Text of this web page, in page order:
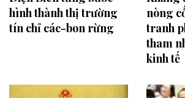
hình thành thị trường
tín chỉ các-bon rừng
nòng
tranh
tham
kinh tế